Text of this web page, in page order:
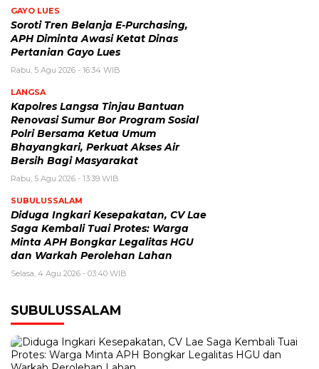
GAYO LUES
Soroti Tren Belanja E-Purchasing,
APH Diminta Awasi Ketat Dinas
Pertanian Gayo Lues
Rabu, 5 Agu 2026 - 16:34 WIB
LANGSA
Kapolres Langsa Tinjau Bantuan
Renovasi Sumur Bor Program Sosial
Polri Bersama Ketua Umum
Bhayangkari, Perkuat Akses Air
Bersih Bagi Masyarakat
Rabu, 5 Agu 2026 - 13:39 WIB
SUBULUSSALAM
Diduga Ingkari Kesepakatan, CV Lae
Saga Kembali Tuai Protes: Warga
Minta APH Bongkar Legalitas HGU
dan Warkah Perolehan Lahan
Selasa, 4 Agu 2026 - 03:40 WIB
SUBULUSSALAM